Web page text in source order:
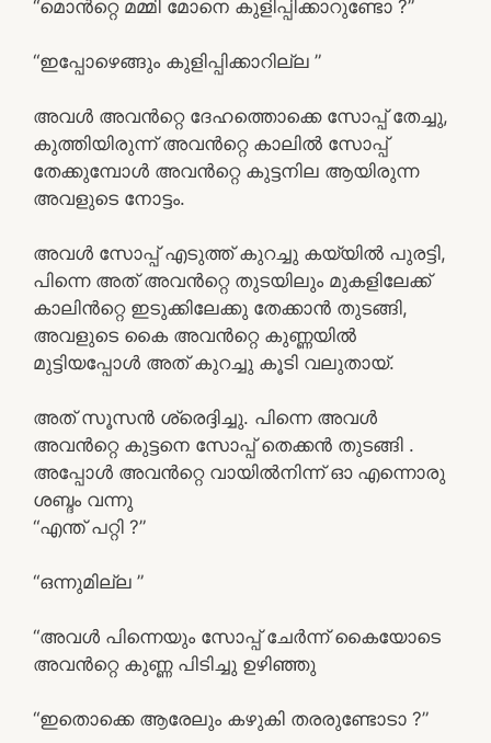
“മൊൻറ്റെ മമ്മി മോനെ കുളിപ്പിക്കാറുണ്ടോ ?”
“ഇപ്പോഴെങ്ങും കുളിപ്പിക്കാറില്ല ”
അവൾ അവൻറ്റെ ദേഹത്തൊക്കെ സോപ്പ് തേച്ചു,
കുത്തിയിരുന്ന് അവൻറ്റെ കാലിൽ സോപ്പ്
തേക്കുമ്പോൾ അവൻറ്റെ കുട്ടനില ആയിരുന്ന
അവളുടെ നോട്ടം.
അവൾ സോപ്പ് എടുത്ത് കുറച്ചു കയ്യിൽ പുരട്ടി,
പിന്നെ അത് അവൻറ്റെ തുടയിലും മുകളിലേക്ക്
കാലിൻറ്റെ ഇടുക്കിലേക്കു തേക്കാൻ തുടങ്ങി,
അവളുടെ കൈ അവൻറ്റെ കുണ്ണയിൽ
മുട്ടിയപ്പോൾ അത് കുറച്ചു കൂടി വലുതായ്.
അത് സൂസൻ ശ്രെദ്ദിച്ചു. പിന്നെ അവൾ
അവൻറ്റെ കുട്ടനെ സോപ്പ് തെക്കൻ തുടങ്ങി .
അപ്പോൾ അവൻറ്റെ വായിൽനിന്ന് ഓ എന്നൊരു
ശബ്ദം വന്നു
“എന്ത് പറ്റി ?”
“ഒന്നുമില്ല ”
“അവൾ പിന്നെയും സോപ്പ് ചേർന്ന് കൈയോടെ
അവൻറ്റെ കുണ്ണ പിടിച്ചു ഉഴിഞ്ഞു
“ഇതൊക്കെ ആരേലും കഴുകി തരരുണ്ടോടാ ?”